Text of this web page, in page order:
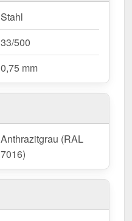
Stahl
33/500
0,75 mm
Anthrazitgrau (RAL
7016)